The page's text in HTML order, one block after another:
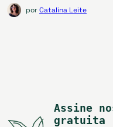
porCatalina Leite
Assine
gratuita